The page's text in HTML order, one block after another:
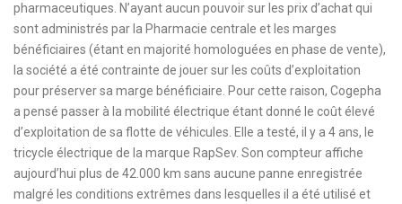
pharmaceutiques. N’ayant aucun pouvoir sur les prix d’achat qui
sont administrés par la Pharmacie centrale et les marges
bénéficiaires (étant en majorité homologuées en phase de vente),
la société a été contrainte de jouer sur les coûts d’exploitation
pour préserver sa marge bénéficiaire. Pour cette raison, Cogepha
a pensé passer à la mobilité électrique étant donné le coût élevé
d’exploitation de sa flotte de véhicules. Elle a testé, il y a 4 ans, le
tricycle électrique de la marque RapSev. Son compteur affiche
aujourd’hui plus de 42.000 km sans aucune panne enregistrée
malgré les conditions extrêmes dans lesquelles il a été utilisé et